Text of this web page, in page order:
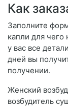
Как
Заполните
капли для
у вас все
дней вы
получении.
Женский
возбудитель